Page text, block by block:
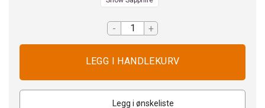
- +
Legg i ønskeliste